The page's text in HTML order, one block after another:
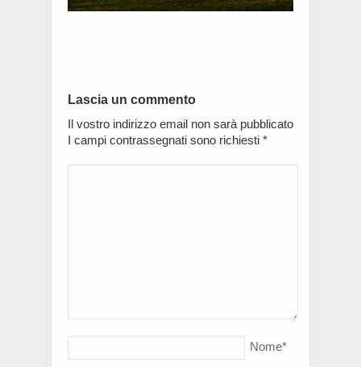
Lascia un commento
Il vostro indirizzo email non sarà pubblicato
I campi contrassegnati sono richiesti *
Nome*